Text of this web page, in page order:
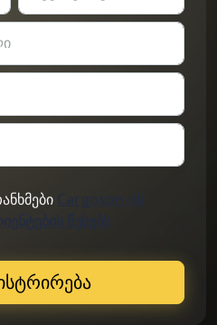
Cargoson-ის
წესებს